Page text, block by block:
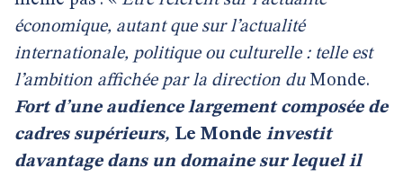
économique, autant que sur l’actualité
internationale, politique ou culturelle : telle est
l’ambition affichée par la direction duMonde.
Fort d’une audience largement composée de
cadres supérieurs, Le Monde investit
davantage dans un domaine sur lequel il